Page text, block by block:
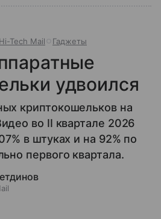
Hi-Tech Mail Гаджеты
удвоился
криптокошельков на
во II квартале 2026
в штуках и на 92% по
первого квартала.